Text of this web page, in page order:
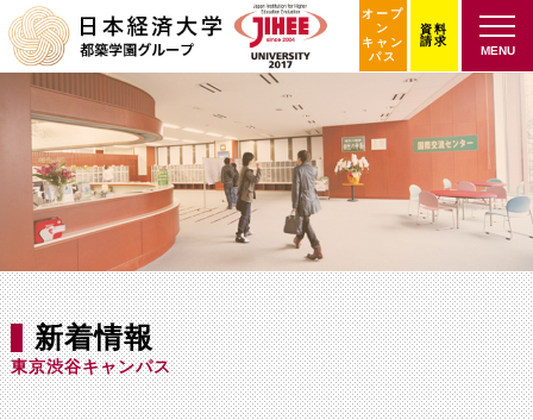
オープ
ン
キャン
パス
資料
請求
MENU
新着情報
東京渋谷キャンパス